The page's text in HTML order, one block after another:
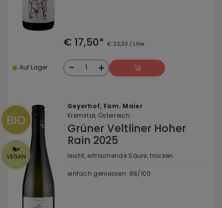
€ 17,50* € 23,33 / Liter
Auf Lager - 1 +
Geyerhof, Fam. Maier
Kremstal, Österreich
Grüner Veltliner Hoher
Rain 2025
leicht, erfrischende Säure, trocken
einfach geniessen: 88/100